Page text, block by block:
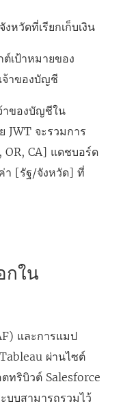
หวัดที่เรียกเก็บเงิน
เป้าหมายของ
จ้าของบัญชี
าของบัญชีใน
JWT จะรวมการ
CA] แดชบอร์ด
า [รัฐ/จังหวัด] ที่
กใน
และการแมป
ผ่านไซต์
ทริบิวต์ Salesforce
บบสามารถรวมไว้